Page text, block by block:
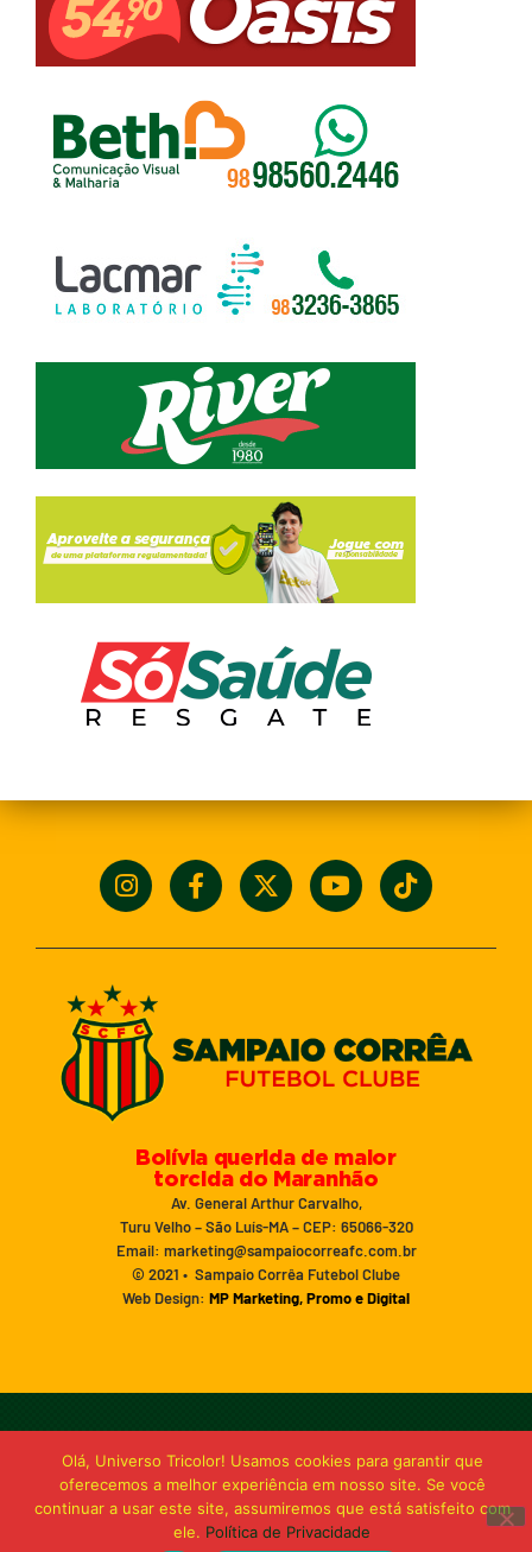
Bolívia querida de maior
torcida do Maranhão
Av. General Arthur Carvalho,
Turu Velho – São Luís-MA – CEP: 65066-320
Email: marketing@sampaiocorreafc.com.br
© 2021 • Sampaio Corrêa Futebol Clube
Web Design: MP Marketing, Promo e Digital
Olá, Universo Tricolor! Usamos cookies para garantir que
oferecemos a melhor experiência em nosso site. Se você
continuar a usar este site, assumiremos que está satisfeito com
ele. Política de Privacidade